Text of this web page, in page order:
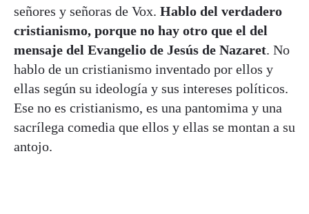
señores y señoras de Vox. Hablo del verdadero
cristianismo, porque no hay otro que el del
mensaje del Evangelio de Jesús de Nazaret. No
hablo de un cristianismo inventado por ellos y
ellas según su ideología y sus intereses políticos.
Ese no es cristianismo, es una pantomima y una
sacrílega comedia que ellos y ellas se montan a su
antojo.